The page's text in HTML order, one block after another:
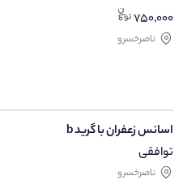
750,000
ناصرخسرو
اسانس زعفران با گرید b
توافقی
ناصرخسرو